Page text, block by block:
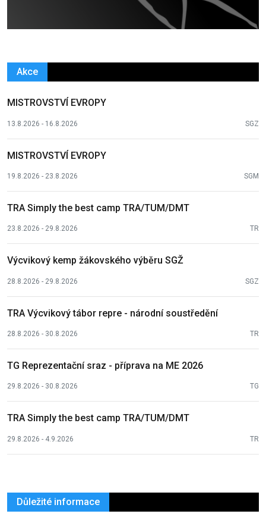
Akce
MISTROVSTVÍ EVROPY
13.8.2026 - 16.8.2026 SGZ
MISTROVSTVÍ EVROPY
19.8.2026 - 23.8.2026 SGM
TRA Simply the best camp TRA/TUM/DMT
23.8.2026 - 29.8.2026 TR
Výcvikový kemp žákovského výběru SGŽ
28.8.2026 - 29.8.2026 SGZ
TRA Výcvikový tábor repre - národní soustředění
28.8.2026 - 30.8.2026 TR
TG Reprezentační sraz - příprava na ME 2026
29.8.2026 - 30.8.2026 TG
TRA Simply the best camp TRA/TUM/DMT
29.8.2026 - 4.9.2026 TR
Důležité informace